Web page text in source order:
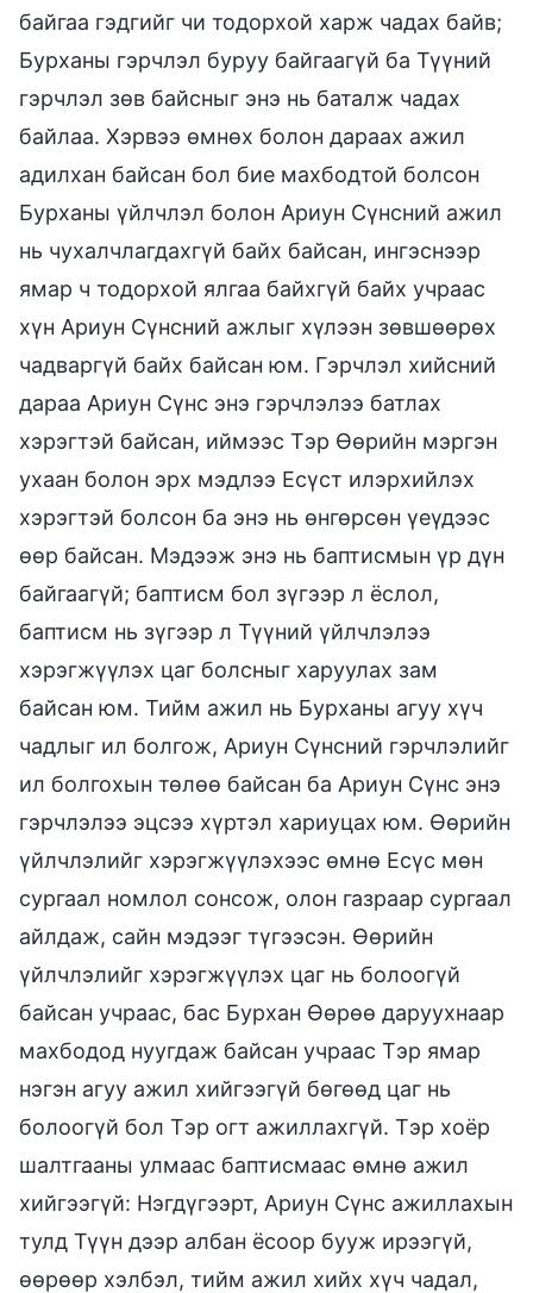
байгаа гэдгийг чи тодорхой харж чадах байв;
Бурханы гэрчлэл буруу байгаагүй ба Түүний
гэрчлэл зөв байсныг энэ нь баталж чадах
байлаа. Хэрвээ өмнөх болон дараах ажил
адилхан байсан бол бие махбодтой болсон
Бурханы үйлчлэл болон Ариун Сүнсний ажил
нь чухалчлагдахгүй байх байсан, ингэснээр
ямар ч тодорхой ялгаа байхгүй байх учраас
хүн Ариун Сүнсний ажлыг хүлээн зөвшөөрөх
чадваргүй байх байсан юм. Гэрчлэл хийсний
дараа Ариун Сүнс энэ гэрчлэлээ батлах
хэрэгтэй байсан, иймээс Тэр Өөрийн мэргэн
ухаан болон эрх мэдлээ Есүст илэрхийлэх
хэрэгтэй болсон ба энэ нь өнгөрсөн үеүдээс
өөр байсан. Мэдээж энэ нь баптисмын үр дүн
байгаагүй; баптисм бол зүгээр л ёслол,
баптисм нь зүгээр л Түүний үйлчлэлээ
хэрэгжүүлэх цаг болсныг харуулах зам
байсан юм. Тийм ажил нь Бурханы агуу хүч
чадлыг ил болгож, Ариун Сүнсний гэрчлэлийг
ил болгохын төлөө байсан ба Ариун Сүнс энэ
гэрчлэлээ эцсээ хүртэл хариуцах юм. Өөрийн
үйлчлэлийг хэрэгжүүлэхээс өмнө Есүс мөн
сургаал номлол сонсож, олон газраар сургаал
айлдаж, сайн мэдээг түгээсэн. Өөрийн
үйлчлэлийг хэрэгжүүлэх цаг нь болоогүй
байсан учраас, бас Бурхан Өөрөө даруухнаар
махбодод нуугдаж байсан учраас Тэр ямар
нэгэн агуу ажил хийгээгүй бөгөөд цаг нь
болоогүй бол Тэр огт ажиллахгүй. Тэр хоёр
шалтгааны улмаас баптисмаас өмнө ажил
хийгээгүй: Нэгдүгээрт, Ариун Сүнс ажиллахын
тулд Түүн дээр албан ёсоор бууж ирээгүй,
өөрөөр хэлбэл, тийм ажил хийх хүч чадал,